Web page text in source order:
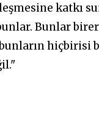
katkı
Bunlar
hiçbirisi